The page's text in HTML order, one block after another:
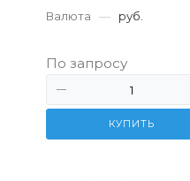
Валюта — руб.
По запросу
КУПИТЬ